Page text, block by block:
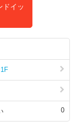
ドイッ
1F
0